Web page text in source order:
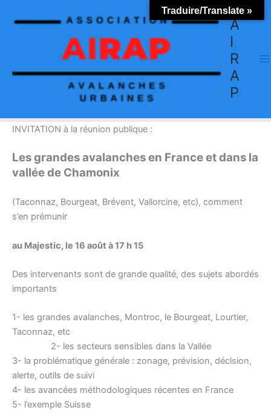
A
I
R
A
P
INVITATION à la réunion publique :
Les grandes avalanches en France et dans la
vallée de Chamonix
(Taconnaz, Bourgeat, Brévent, Vallorcine, etc), comment
s’en prémunir
au Majestic, le 16 août à 17 h 15
Des intervenants sont de grande qualité, des sujets abordés
importants
1- les grandes avalanches, Montroc, le Bourgeat, Lourtier,
Taconnaz, etc
2- les secteurs sensibles dans la Vallée
3- la problématique générale : zonage, prévision, déclsion,
alerte, outils de suivi
4- les avancées méthodologiques récentes en France
5- l’exemple Suisse
Traduire/Translate »